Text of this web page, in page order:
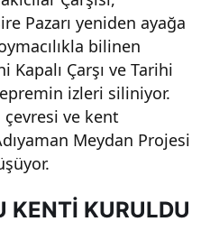
Pazarı yeniden ayağa
bilinen
Kapalı Çarşı ve Tarihi
izleri siliniyor.
çevresi ve kent
Meydan Projesi
KENTİ KURULDU